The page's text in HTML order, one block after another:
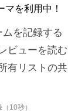
マを利用中！
を記録する
ビューを読む
有リストの共
10秒）